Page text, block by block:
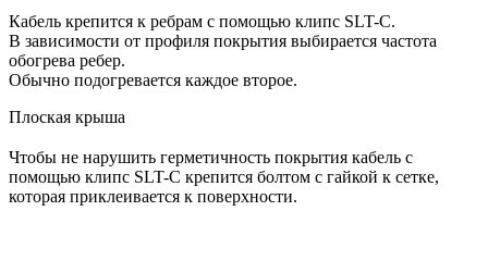
Кабель крепится к ребрам с помощью клипс SLT-C.
В зависимости от профиля покрытия выбирается частота
обогрева ребер.
Обычно подогревается каждое второе.
Плоская крыша
Чтобы не нарушить герметичность покрытия кабель с
помощью клипс SLT-C крепится болтом с гайкой к сетке,
которая приклеивается к поверхности.